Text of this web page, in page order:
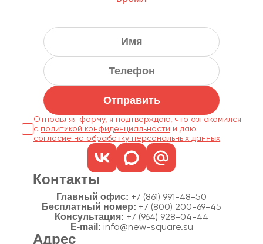
Отправить
Отправляя форму, я подтверждаю, что ознакомился
с политикой конфиденциальности
согласие на обработку персональных данных
Контакты
Главный офис: +7 (861) 991-48-50
Бесплатный номер: +7 (800) 200-69-45
Консультация: +7 (964) 928-04-44
E-mail: info@new-square.su
Адрес